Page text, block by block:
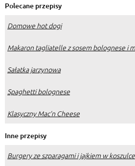
Polecane przepisy
Domowe hot dogi
Makaron tagliatelle z sosem bolognese i
Sałatka jarzynowa
Spaghetti bolognese
Klasyczny Mac’n Cheese
Inne przepisy
Burgery ze szparagami i jajkiem w koszulce